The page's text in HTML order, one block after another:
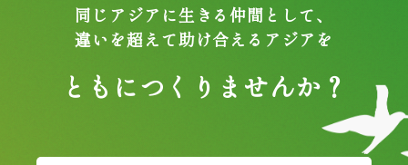
同じアジアに生きる仲間として、
違いを超えて助け合えるアジアを
ともにつくりませんか？